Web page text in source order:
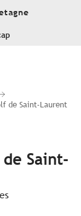
de Saint-Laurent
Saint-